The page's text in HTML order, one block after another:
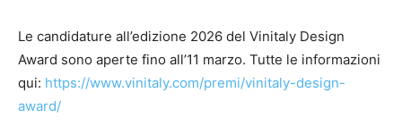
Le candidature all’edizione 2026 del Vinitaly Design
Award sono aperte fino all’11 marzo. Tutte le informazioni
qui: https://www.vinitaly.com/premi/vinitaly-design-
award/